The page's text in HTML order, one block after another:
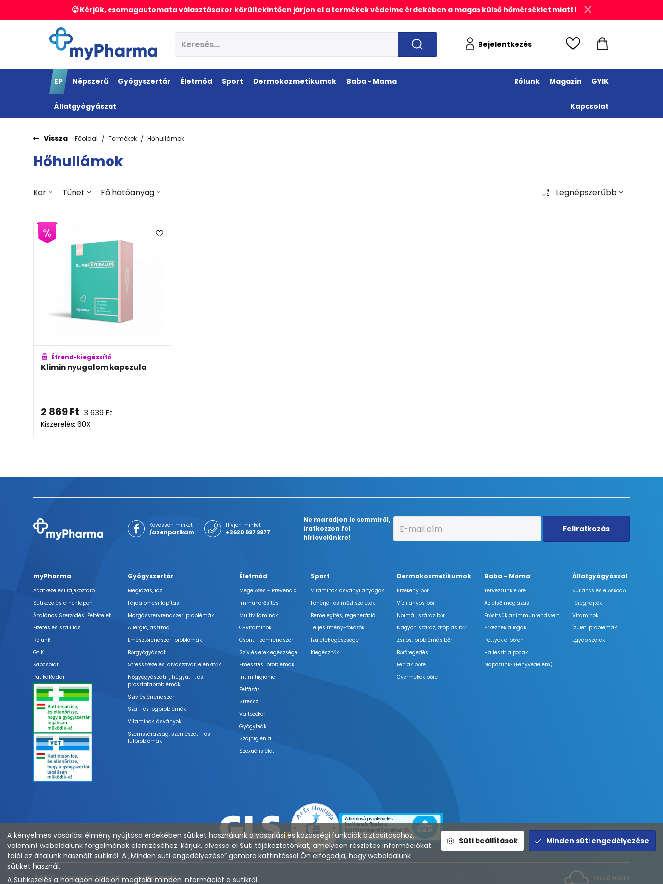
🥵 Kérjük, csomagautomata választásakor körültekintően járjon el a termékek védelme érdekében a magas külső hőmérséklet miatt!
Bejelentkezés
EP Népszerű Gyógyszertár Életmód Sport Dermokozmetikumok Baba - Mama
Állatgyógyászat
Rólunk Magazin GYIK
Kapcsolat
Vissza Főoldal Termékek Hőhullámok
Hőhullámok
Kor Tünet Fő hatóanyag Legnépszerűbb
Étrend-kiegészítő
Klimin nyugalom kapszula
2 869Ft 3 639Ft
Kiszerelés: 60X
Kövessen minket
/azenpatikam
Hívjon minket
+3620 997 9977
Ne maradjon le semmiről,
iratkozzon fel
hírlevelünkre!
Feliratkozás
myPharma
Adatkezelési tájékoztató
Sütikezelés a honlapon
Általános Szerződési Feltételek
Fizetés és szállítás
Rólunk
GYIK
Kapcsolat
PatikaRadar
Gyógyszertár
Megfázás, láz
Fájdalomcsillapítás
Mozgásszervrendszeri problémák
Allergia, asztma
Emésztőrendszeri problémák
Bőrgyógyászat
Stresszkezelés, alvászavar, élénkítők
Nőgyógyászati-, húgyúti-, és
prosztataproblémák
Szív és érrendszer
Száj- és fogproblémák
Vitaminok, ásványok
Szemszárazság, szemészeti- és
fülproblémák
Életmód
Megelőzés - Prevenció
Immunerősítés
Multivitaminok
C-vitaminok
Csont- izomrendszer
Szív és erek egészsége
Emésztési problémák
Intim higiénia
Felfázás
Stressz
Változókor
Gyógyteák
Szájhigiénia
Szexuális élet
Sport
Vitaminok, ásványi anyagok
Fehérje- és műzliszeletek
Bemelegítés, regeneráció
Teljesítmény-fokozók
Ízületek egészsége
Kiegészítők
Dermokozmetikumok
Érzékeny bőr
Vízhiányos bőr
Normál, száraz bőr
Nagyon száraz, atópiás bőr
Zsíros, problémás bőr
Bőröregedés
Férfiak bőre
Gyermekek bőre
Baba - Mama
Tervezzünk előre
Az első megfázás
Erősítsük az immunrendszert
Érkeznek a fogak
Pöttyök a bőron
Ha feszít a pocak
Napozunk? (Fényvédelem)
Állatgyógyászat
Kullancs és élősködő
Féreghajtók
Vitaminok
Ízületi problémák
Egyéb szerek
© 2026 ⚕︎ Minden jog fenntartva ⚕︎ mypharma.hu
Süti beállítások Minden süti engedélyezése
A kényelmes vásárlási élmény nyújtása érdekében sütiket használunk a vásárlási és közösségi funkciók biztosításához,
valamint weboldalunk forgalmának elemzéséhez. Kérjük, olvassa el Süti tájékoztatónkat, amelyben részletes információkat
talál az általunk használt sütikről. A „Minden süti engedélyezése” gombra kattintással Ön elfogadja, hogy weboldalunk
sütiket használ.
A Sütikezelés a honlaponoldalon megtalál minden információt a sütikről.